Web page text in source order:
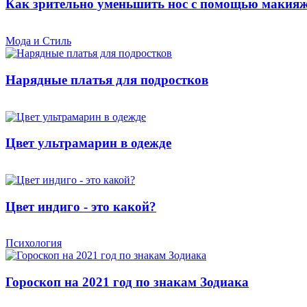
Как зрительно уменьшить нос с помощью
Мода и Стиль
Нарядные платья для подростков
Цвет ультрамарин в одежде
Цвет индиго - это какой?
Психология
Гороскоп на 2021 год по знакам Зодиака